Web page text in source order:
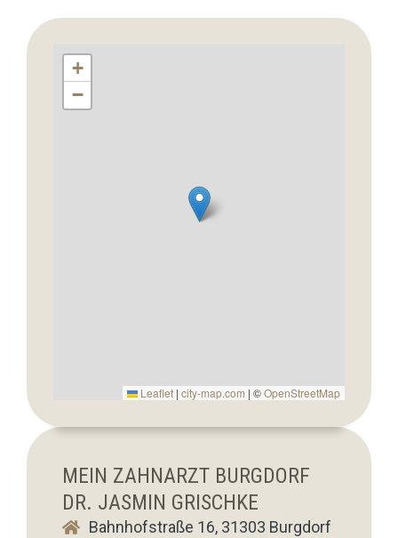
MEIN ZAHNARZT BURGDORF
DR. JASMIN GRISCHKE
Bahnhofstraße 16, 31303 Burgdorf
+
−
Leaflet | city-map.com | ©OpenStreetMap